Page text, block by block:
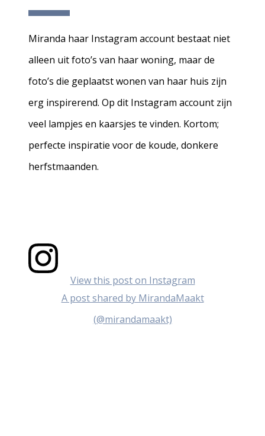
Miranda haar Instagram account bestaat niet
alleen uit foto’s van haar woning, maar de
foto’s die geplaatst wonen van haar huis zijn
erg inspirerend. Op dit Instagram account zijn
veel lampjes en kaarsjes te vinden. Kortom;
perfecte inspiratie voor de koude, donkere
herfstmaanden.
View this post on Instagram
A post shared by MirandaMaakt
(@mirandamaakt)